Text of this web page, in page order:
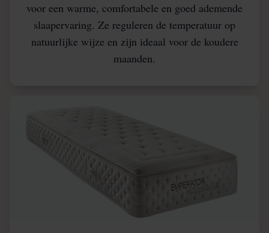
voor een warme, comfortabele en goed ademende
slaapervaring. Ze reguleren de temperatuur op
natuurlijke wijze en zijn ideaal voor de koudere
maanden.